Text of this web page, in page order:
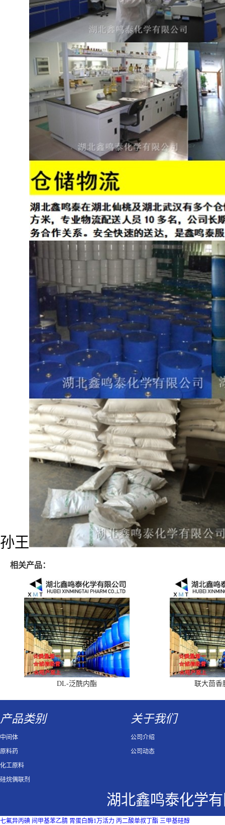
孙王
相关产品：
DL-泛酰内酯 联大茴香
产品类别
中间体
原料药
化工原料
硅烷偶联剂
关于我们
公司介绍
公司动态
湖北鑫鸣泰化学
七氟异丙碘 间甲基苯乙腈 胃蛋白酶1万活力 丙二酸单叔丁酯 三甲基硅醇